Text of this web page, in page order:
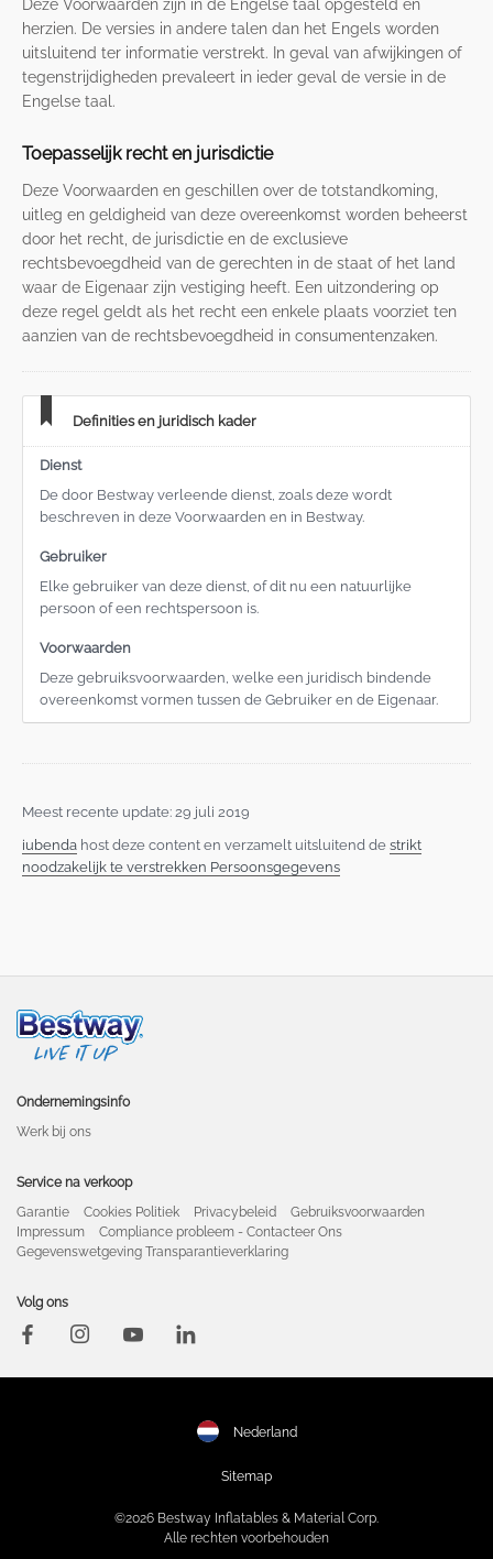
Deze Voorwaarden zijn in de Engelse taal opgesteld en
herzien. De versies in andere talen dan het Engels worden
uitsluitend ter informatie verstrekt. In geval van afwijkingen of
tegenstrijdigheden prevaleert in ieder geval de versie in de
Engelse taal.
Toepasselijk recht en jurisdictie
Deze Voorwaarden en geschillen over de totstandkoming,
uitleg en geldigheid van deze overeenkomst worden beheerst
door het recht, de jurisdictie en de exclusieve
rechtsbevoegdheid van de gerechten in de staat of het land
waar de Eigenaar zijn vestiging heeft. Een uitzondering op
deze regel geldt als het recht een enkele plaats voorziet ten
aanzien van de rechtsbevoegdheid in consumentenzaken.
Definities en juridisch kader
Dienst
De door Bestway verleende dienst, zoals deze wordt
beschreven in deze Voorwaarden en in Bestway.
Gebruiker
Elke gebruiker van deze dienst, of dit nu een natuurlijke
persoon of een rechtspersoon is.
Voorwaarden
Deze gebruiksvoorwaarden, welke een juridisch bindende
overeenkomst vormen tussen de Gebruiker en de Eigenaar.
Meest recente update: 29 juli 2019
iubenda host deze content en verzamelt uitsluitend de strikt
noodzakelijk te verstrekken Persoonsgegevens
Ondernemingsinfo
Werk bij ons
Service na verkoop
Garantie
Cookies Politiek Privacybeleid
Gebruiksvoorwaarden
Impressum
Compliance probleem - Contacteer Ons
Gegevenswetgeving Transparantieverklaring
Volg ons
Nederland
Sitemap
©2026 Bestway Inflatables & Material Corp.
Alle rechten voorbehouden